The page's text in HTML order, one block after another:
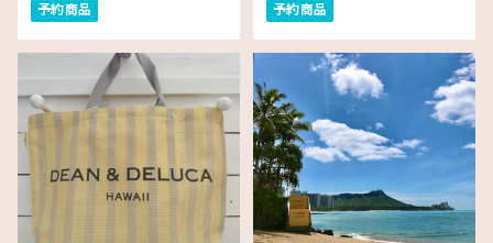
Bag
予約商品
送料無料
予約商品